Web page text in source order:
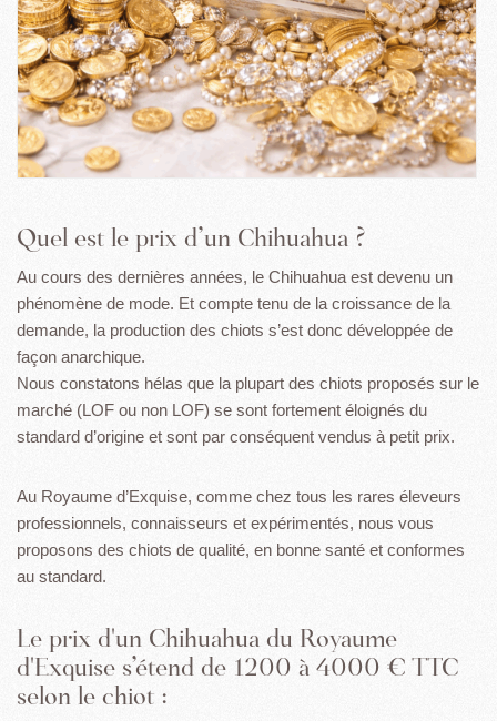
Quel est le prix d’un Chihuahua ?
Au cours des dernières années, le Chihuahua est devenu un
phénomène de mode. Et compte tenu de la croissance de la
demande, la production des chiots s’est donc développée de
façon anarchique.
Nous constatons hélas que la plupart des chiots proposés sur le
marché (LOF ou non LOF) se sont fortement éloignés du
standard d’origine et sont par conséquent vendus à petit prix.
Au Royaume d’Exquise, comme chez tous les rares éleveurs
professionnels, connaisseurs et expérimentés, nous vous
proposons des chiots de qualité, en bonne santé et conformes
au standard.
Le prix d'un Chihuahua du Royaume
d'Exquise s’étend de 1200 à 4000 € TTC
selon le chiot :